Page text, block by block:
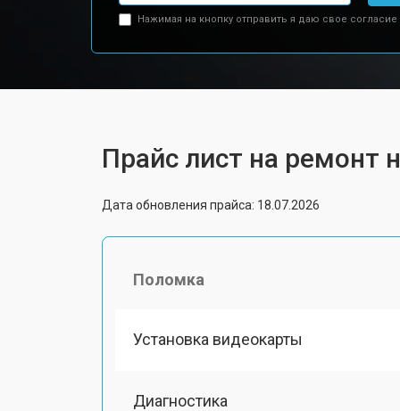
Нажимая на кнопку отправить я даю свое согласие
Прайс лист на ремонт
Дата обновления прайса: 18.07.2026
Поломка
Установка видеокарты
Диагностика